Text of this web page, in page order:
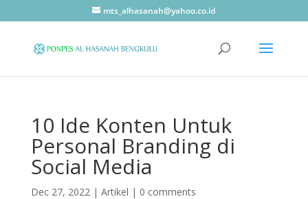
mts_alhasanah@yahoo.co.id
10 Ide Konten Untuk
Personal Branding di
Social Media
Dec 27, 2022| Artikel | 0 comments